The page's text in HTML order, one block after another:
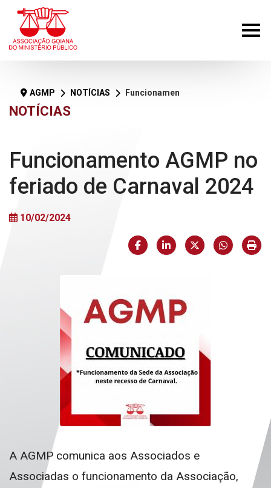
NOTÍCIAS
AGMP NOTÍCIAS Funcionamento AGMP no feriado de Carnaval 2024
Funcionamento AGMP no
feriado de Carnaval 2024
10/02/2024
FacebookLinkedInX (formerly
A AGMP comunica aos Associados e
Associadas o funcionamento da Associação,